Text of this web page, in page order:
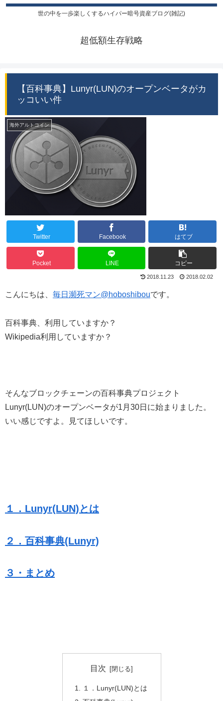
世の中を一歩楽しくするハイパー暗号資産ブログ(雑記)
超低額生存戦略
【百科事典】Lunyr(LUN)のオープンベータがカ
ッコいい件
海外アルトコイン
Twitter Facebook はてブ
Pocket LINE コピー
2018.11.23 2018.02.02
こんにちは、 毎日瀕死マン@hoboshibouです。
百科事典、利用していますか？
Wikipedia利用していますか？
そんなブロックチェーンの百科事典プロジェクト
Lunyr(LUN)のオープンベータが1月30日に始まりました。
いい感じですよ。見てほしいです。
１．Lunyr(LUN)とは
２．百科事典(Lunyr)
３・まとめ
目次
１．Lunyr(LUN)とは